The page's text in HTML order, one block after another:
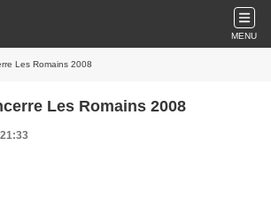
MENU
Les Romains 2008
Les Romains 2008